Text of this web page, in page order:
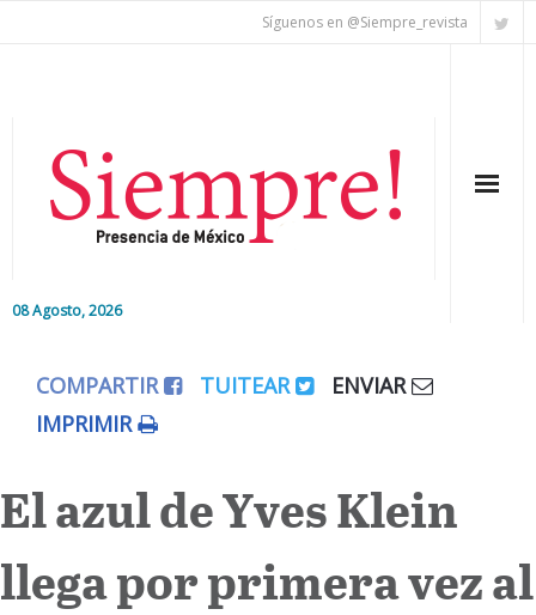
Síguenos en @Siempre_revista
08 Agosto, 2026
Editorial
Colaboradores
Internacional
COMPARTIR TUITEAR
ENVIAR
IMPRIMIR
El azul de Yves Klein
llega por primera vez al